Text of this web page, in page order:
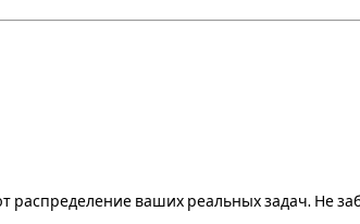
распределение ваших реальных задач. Не